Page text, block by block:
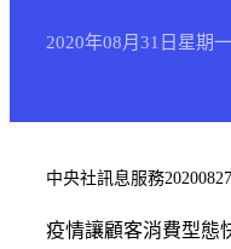
2020年08月 31日 星期一
中央社訊息服務
疫情讓顧客消費型態